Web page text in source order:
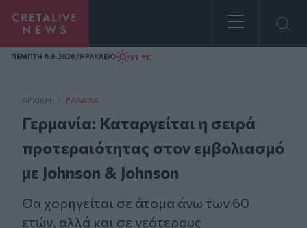
Homepage
ΠΕΜΠΤΗ 6.8.2026/ΗΡΑΚΛΕΙΟ 31 °C
ΑΡΧΙΚΗ / ΕΛΛΆΔΑ
Γερμανία: Καταργείται η σειρά
προτεραιότητας στον εμβολιασμό
με Johnson & Johnson
Θα χορηγείται σε άτομα άνω των 60
ετών, αλλά και σε νεότερους